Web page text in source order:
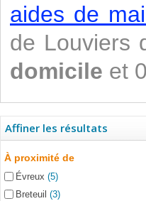
aides de
de Louviers
domicile et
Affiner les résultats
À proximité de
Évreux (5)
Breteuil (3)